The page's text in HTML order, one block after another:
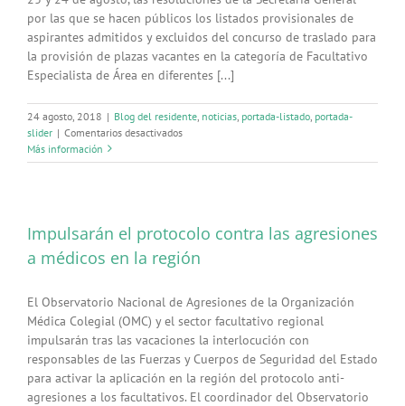
por las que se hacen públicos los listados provisionales de
aspirantes admitidos y excluidos del concurso de traslado para
la provisión de plazas vacantes en la categoría de Facultativo
Especialista de Área en diferentes [...]
24 agosto, 2018 | Blog del residente noticias portada-listado portada-
slider | Comentarios desactivadosen
provisionales
y
del
traslado
de
FEAs
de
diferentes
especialidades
Más información
Impulsarán el protocolo contra las agresiones
a médicos en la región
El Observatorio Nacional de Agresiones de la Organización
Médica Colegial (OMC) y el sector facultativo regional
impulsarán tras las vacaciones la interlocución con
responsables de las Fuerzas y Cuerpos de Seguridad del Estado
para activar la aplicación en la región del protocolo anti-
agresiones a los facultativos. El coordinador del Observatorio